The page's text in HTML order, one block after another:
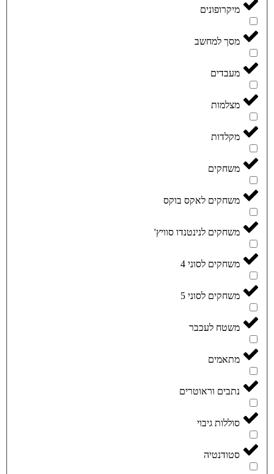
מיקרופונים
מסך למחשב
מעבדים
מצלמות
מקלדות
משחקים
משחקים לאקס בוקס
משחקים לנינטנדו סוויץ'
משחקים לסוני 4
משחקים לסוני 5
משטח לעכבר
מתאמים
נתבים וראוטרים
סוללות גיבוי
סטודנטיה